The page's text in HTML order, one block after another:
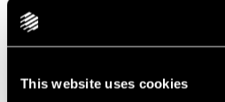
This website uses cookies